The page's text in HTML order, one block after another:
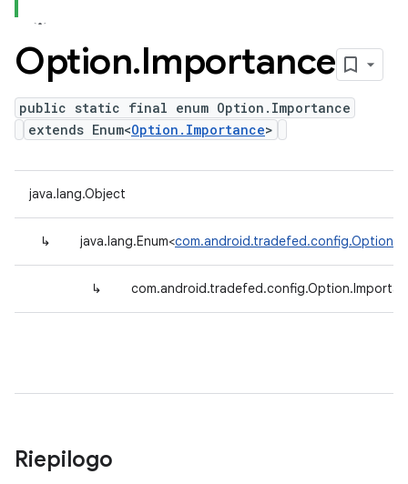
Option.Importance
public static final enum Option.Importance
extends Enum<Option.Importance>
java.lang.Object
↳ java.lang.Enum<
↳
Riepilogo